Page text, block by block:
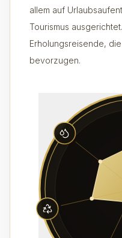
allem auf
Tourismus
Erholungsreisende,
bevorzugen.